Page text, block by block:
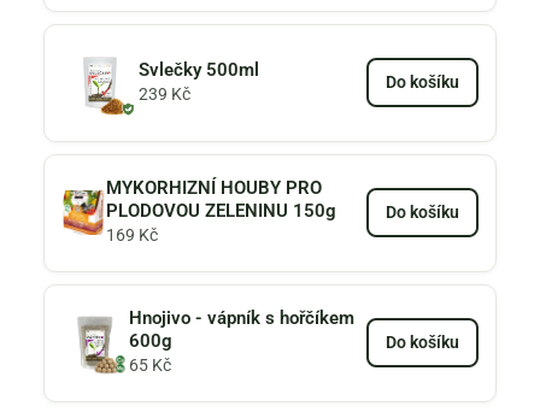
Svlečky 500ml
239 Kč
Do košíku
MYKORHIZNÍ HOUBY PRO
PLODOVOU ZELENINU 150g
169 Kč
Do košíku
Hnojivo - vápník s hořčíkem
600g
65 Kč
Do košíku